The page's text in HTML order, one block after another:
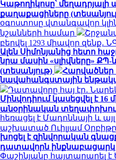
Կաթողիկոսը՝ մեղադրյալի
քաղաքացիները
օգոստոսը վտանգավոր
նշանների համար
բերվել 1293 միավոր զենք․
Ալեն Սիմոնյանից հետո
նրա մասին «սլիվները»
(տեսանյութ)
Հարվածներ
նավահանգստային
Դատավորը հայ էր․
Մինվոդիում կասեցվել է 16
անօրինական
հեռացել է Մադոննայի և
աշխատած Ուիլյամ Օրբիթը
խոցել է զինվորական
դատավորն ինքնաբացարկ
Փաշինյանը հայտարարել